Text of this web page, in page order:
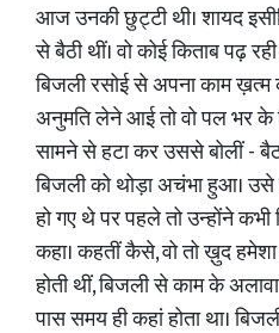
आज उनकी छुट्टी थी। शायद
से बैठी थीं। वो कोई किताब पढ़
बिजली रसोई से अपना काम
अनुमति लेने आई तो वो पल भर
सामने से हटा कर उससे बोलीं -
बिजली को थोड़ा अचंभा हुआ।
हो गए थे पर पहले तो उन्होंने
कहा। कहतीं कैसे, वो तो ख़ुद
होती थीं, बिजली से काम के
पास समय ही कहां होता था।